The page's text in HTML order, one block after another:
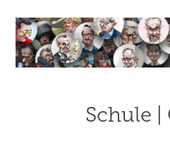
Schule |